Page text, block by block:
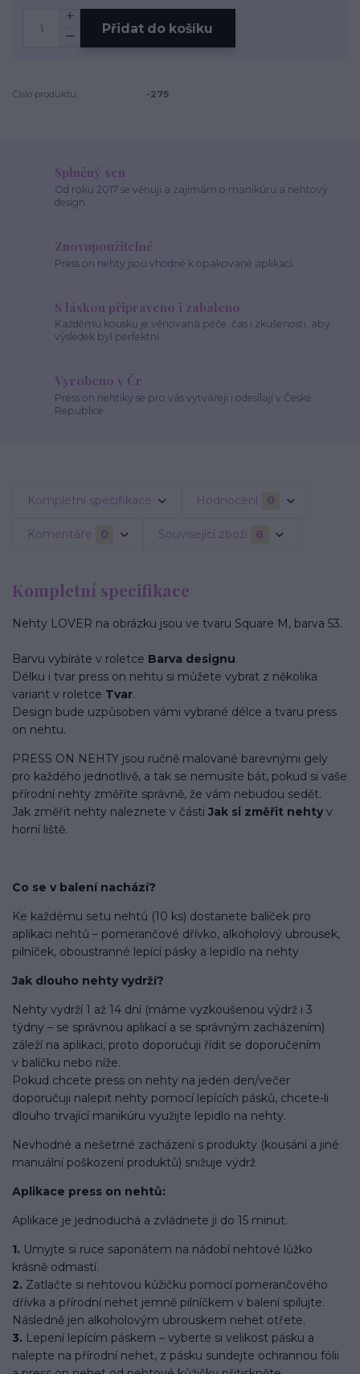
Přidat do košíku
Číslo produktu: -275
Splněný sen
Od roku 2017 se věnuji a zajímám o manikúru a nehtový
design.
Znovupoužitelné
Press on nehty jsou vhodné k opakované aplikaci.
S láskou připraveno i zabaleno
Každému kousku je věnovaná péče, čas i zkušenosti, aby
výsledek byl perfektní.
Vyrobeno v Čr
Press on nehtíky se pro vás vytvářejí i odesílají v České
Republice.
Kompletní specifikace Hodnocení 0
Komentáře 0 Související zboží 8
Kompletní specifikace
Nehty LOVER na obrázku jsou ve tvaru Square M, barva 53.
Barvu vybíráte v roletce Barva designu.
Délku i tvar press on nehtu si můžete vybrat z několika
variant v roletce Tvar.
Design bude uzpůsoben vámi vybrané délce a tvaru press
on nehtu.
PRESS ON NEHTY jsou ručně malované barevnými gely
pro každého jednotlivě, a tak se nemusíte bát, pokud si vaše
přírodní nehty změříte správně, že vám nebudou sedět.
Jak změřit nehty naleznete v části Jak si změřit nehty v
horní liště.
Co se v balení nachází?
Ke každému setu nehtů (10 ks) dostanete balíček pro
aplikaci nehtů – pomerančové dřívko, alkoholový ubrousek,
pilníček, oboustranné lepící pásky a lepidlo na nehty
Jak dlouho nehty vydrží?
Nehty vydrží 1 až 14 dní (máme vyzkoušenou výdrž i 3
týdny – se správnou aplikací a se správným zacházením)
záleží na aplikaci, proto doporučuji řídit se doporučením
v balíčku nebo níže.
Pokud chcete press on nehty na jeden den/večer
doporučuji nalepit nehty pomocí lepících pásků, chcete-li
dlouho trvající manikúru využijte lepidlo na nehty.
Nevhodné a nešetrné zacházení s produkty (kousání a jiné
manuální poškození produktů) snižuje výdrž
Aplikace press on nehtů:
Aplikace je jednoduchá a zvládnete ji do 15 minut.
1. Umyjte si ruce saponátem na nádobí nehtové lůžko
krásně odmastí.
2. Zatlačte si nehtovou kůžičku pomocí pomerančového
dřívka a přírodní nehet jemně pilníčkem v balení spilujte.
Následně jen alkoholovým ubrouskem nehet otřete.
3. Lepení lepícím páskem – vyberte si velikost pásku a
nalepte na přírodní nehet, z pásku sundejte ochrannou fólii